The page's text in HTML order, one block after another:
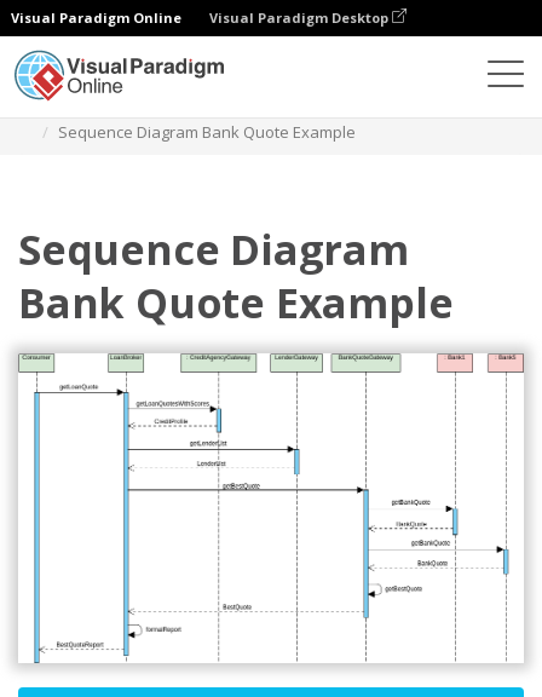
Visual Paradigm Online Visual Paradigm Desktop
Sequence Diagram Bank Quote Example
Sequence Diagram
Bank Quote Example